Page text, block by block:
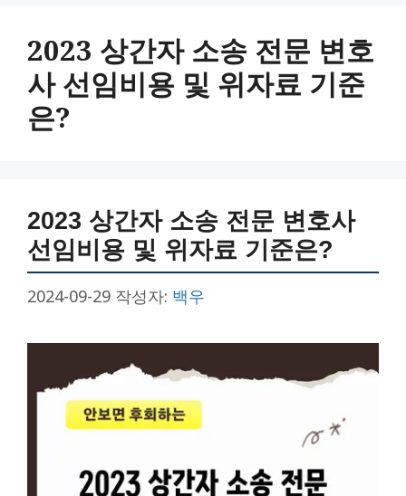
2023 상간자 소송 전문 변호
사 선임비용 및 위자료 기준
은?
2023 상간자 소송 전문 변호사
선임비용 및 위자료 기준은?
2024-09-29 작성자: 백우